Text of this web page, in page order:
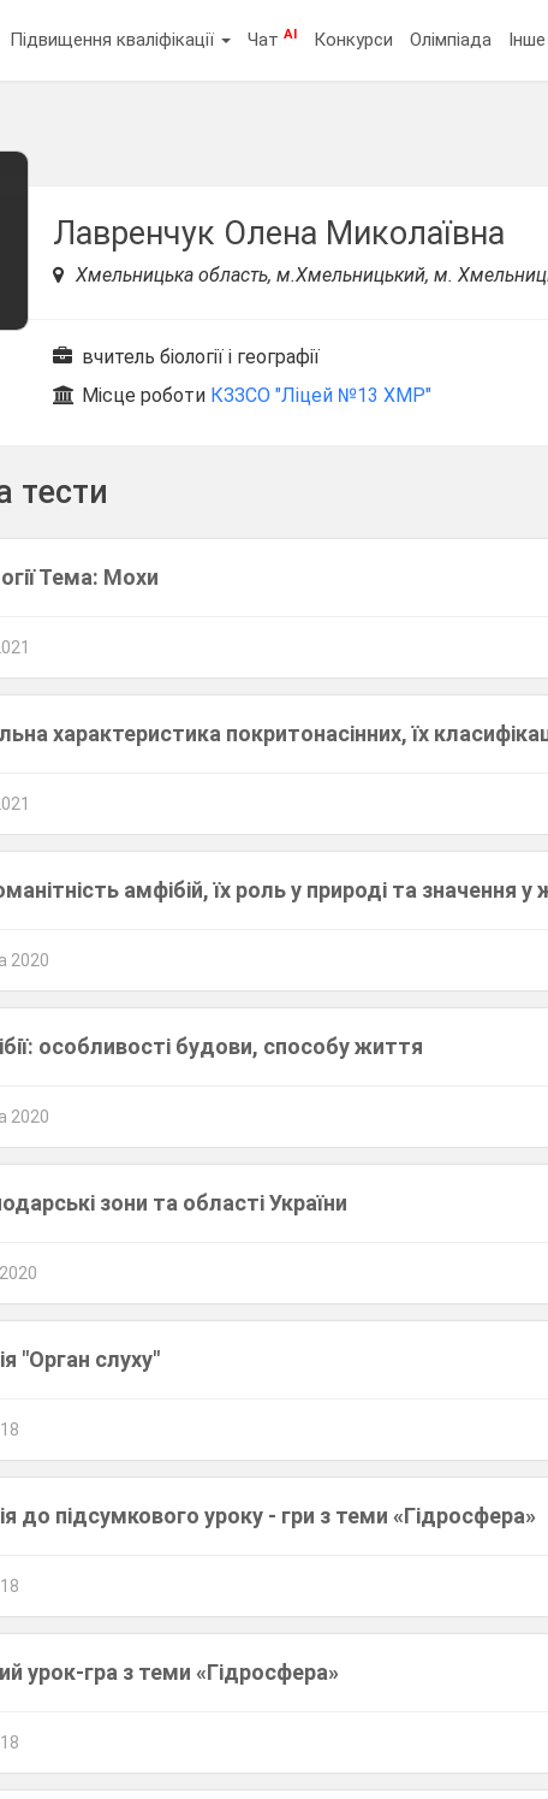
Підвищення кваліфікації ЧатAI Конкурси Олімпіада Інше
Лавренчук Олена Миколаївна
Хмельницька область, м.Хмельницький, м.
вчитель біології і географії
Місце роботи КЗЗСО "Ліцей №13 ХМР"
тести
Тема: Мохи
характеристика покритонасінних, їх
амфібій, їх роль у природі та значення
2020
особливості будови, способу життя
2020
зони та області України
"Орган слуху"
до підсумкового уроку - гри з теми «Гідросфера»
урок-гра з теми «Гідросфера»